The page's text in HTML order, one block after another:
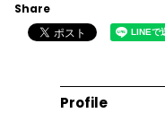
Share
Profile